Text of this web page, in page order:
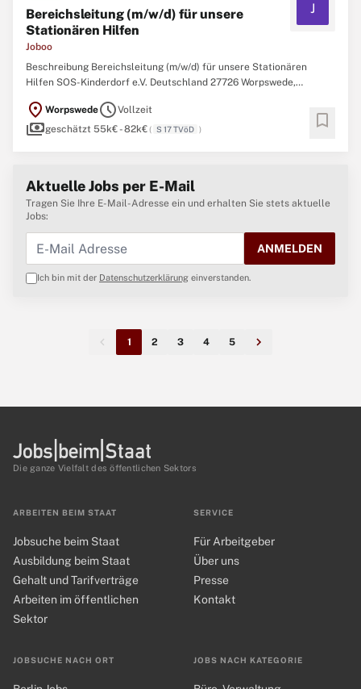
Bereichsleitung (m/w/d) für unsere
Stationären Hilfen
Joboo
J
Beschreibung Bereichsleitung (m/w/d) für unsere Stationären
Hilfen SOS-Kinderdorf e.V. Deutschland 27726 Worpswede,
Der SOS-Kinderdorf e.V. Der SOS-Kinderdorf e.V. ist eine
renommierte Hilfsorganisation und ein freier, gemeinnütziger ...
location_on WorpswedescheduleVollzeit
paymentsgeschätzt 55k€ - 82k€( S 17 TVöD ) bookmark
Aktuelle Jobs per E-Mail
Tragen Sie Ihre E-Mail-Adresse ein und erhalten Sie stets aktuelle
Jobs:
ANMELDEN
Ich bin mit der Datenschutzerklärung einverstanden.
1 2 3 4 5
Die ganze Vielfalt des öffentlichen Sektors
ARBEITEN BEIM STAAT
Jobsuche beim Staat
Ausbildung beim Staat
Gehalt und Tarifverträge
Arbeiten im öffentlichen
Sektor
JOBSUCHE NACH ORT JOBS NACH KATEGORIE
SERVICE
Für Arbeitgeber
Über uns
Presse
Kontakt